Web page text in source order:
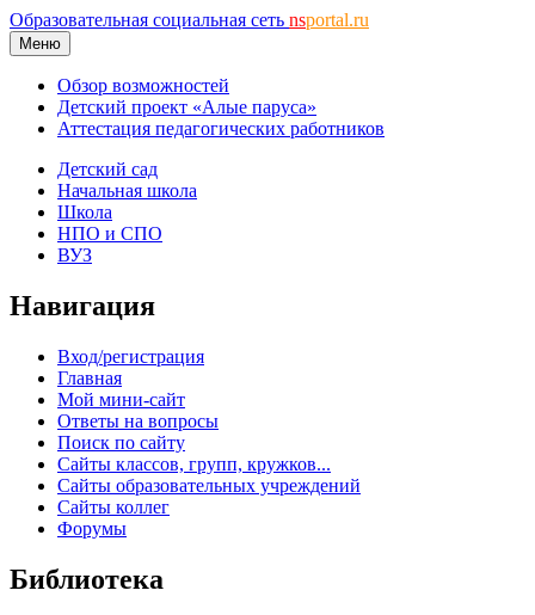
Образовательная социальная сеть nsportal.ru
Меню
Обзор возможностей
Детский проект «Алые паруса»
Аттестация педагогических работников
Детский сад
Начальная школа
Школа
НПО и СПО
ВУЗ
Навигация
Вход/регистрация
Главная
Мой мини-сайт
Ответы на вопросы
Поиск по сайту
Сайты классов, групп, кружков...
Сайты образовательных учреждений
Сайты коллег
Форумы
Библиотека